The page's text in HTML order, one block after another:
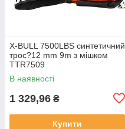
X-BULL 7500LBS синтетичний
трос?12 mm 9m з мішком
TTR7509
В наявності
1 329,96 ₴
Купити